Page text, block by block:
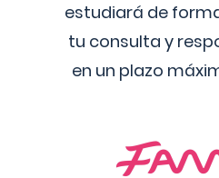
estudiará de
tu consulta y
en un plazo